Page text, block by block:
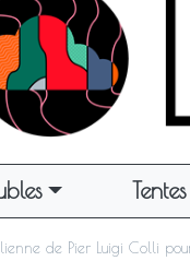
de Pier Luigi Colli